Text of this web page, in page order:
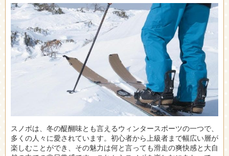
スノボは、冬の醍醐味とも言えるウィンタースポーツの一つで、
多くの人々に愛されています。 初心者から上級者まで幅広い層が
楽しむことができ、その魅力は何と言っても滑走の爽快感と大自